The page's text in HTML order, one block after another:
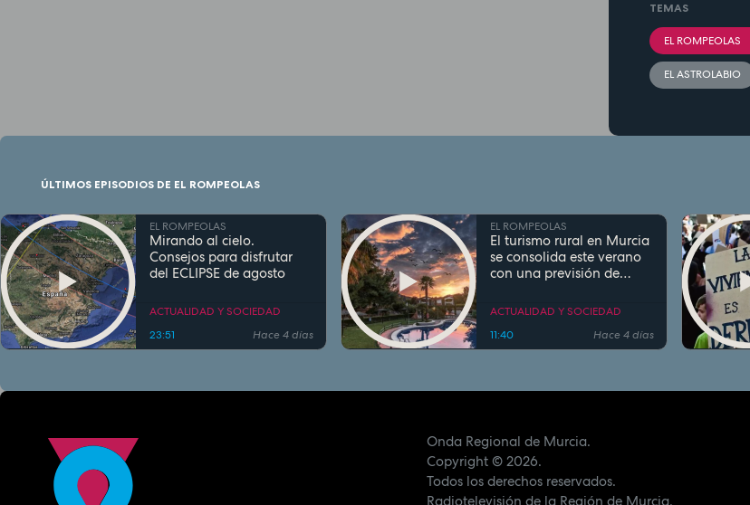
TEMAS
EL ROMPEOLAS
EL ASTROLABIO
ÚLTIMOS EPISODIOS DE EL ROMPEOLAS
EL ROMPEOLAS
Mirando al cielo.
Consejos para disfrutar
del ECLIPSE de agosto
ACTUALIDAD Y SOCIEDAD
23:51
Hace 4 días
EL ROMPEOLAS
El turismo rural en Murcia
se consolida este verano
con una previsión de
93% en agosto
ACTUALIDAD Y SOCIEDAD
11:40
Hace 4 días
Onda Regional de Murcia.
Copyright© 2026.
Todos los derechos reservados.
Radiotelevisión de la Región de Murcia.